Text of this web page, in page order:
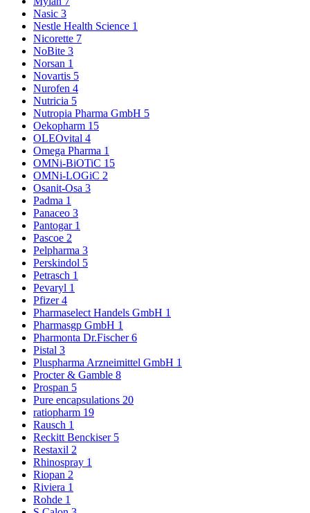
Nasic 3
Nestle Health Science 1
Nicorette 7
NoBite 3
Norsan 1
Novartis 5
Nurofen 4
Nutricia 5
Nutropia Pharma GmbH 5
Oekopharm 15
OLEOvital 4
Omega Pharma 1
OMNi-BiOTiC 15
OMNi-LOGiC 2
Osanit-Osa 3
Padma 1
Panaceo 3
Pantogar 1
Pascoe 2
Pelpharma 3
Perskindol 5
Petrasch 1
Pevaryl 1
Pfizer4
Pharmaselect Handels GmbH 1
Pharmasgp GmbH 1
Pharmonta Dr.Fischer6
Pistal 3
Pluspharma Arzneimittel GmbH 1
Procter & Gamble 8
Prospan 5
Pure encapsulations 20
ratiopharm 19
Rausch 1
Reckitt Benckiser 5
Restaxil 2
Rhinospray 1
Riopan 2
Riviera 1
Rohde 1